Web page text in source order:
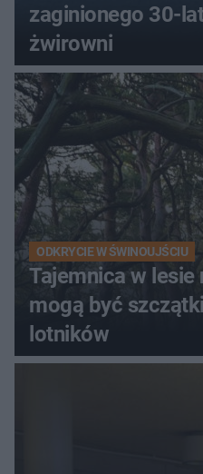
zaginionego 30-
żwirowni
ODKRYCIE W ŚWINOUJŚCIU
Tajemnica w lesie
mogą być
lotników